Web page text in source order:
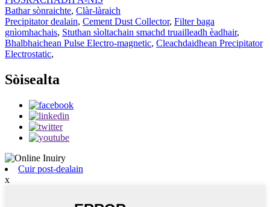
Bathar sònraichte, Clàr-làraich
Precipitator dealain, Cement Dust Collector, Filter baga
gnìomhachais, Stuthan sìoltachain smachd truailleadh èadhair,
Bhalbhaichean Pulse Electro-magnetic, Cleachdaidhean Precipitator
Electrostatic,
Sòisealta
Cuir post-dealain
x